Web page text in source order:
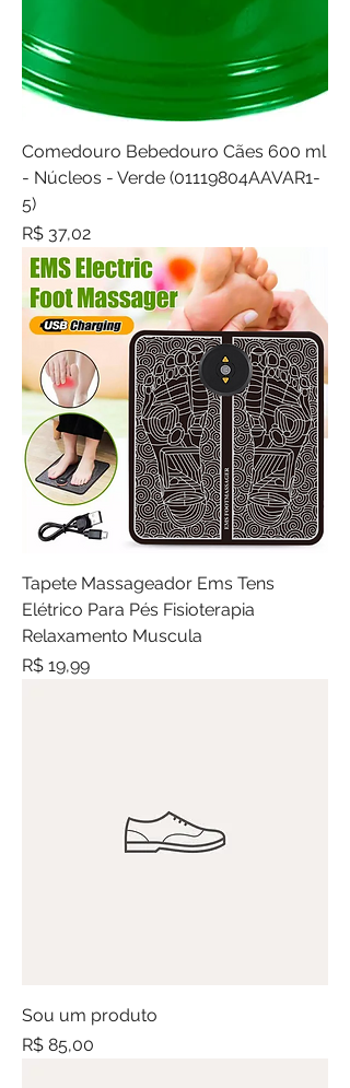
Comedouro Bebedouro Cães 600 ml
- Núcleos - Verde (01119804AAVAR1-
5)
Preço
R$ 37,02
Tapete Massageador Ems Tens
Elétrico Para Pés Fisioterapia
Relaxamento Muscula
Preço
R$ 19,99
Sou um produto
Preço
R$ 85,00